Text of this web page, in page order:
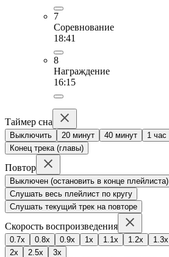
7
Соревнование
18:41
8
Награждение
16:15
Таймер сна
Выключить 20 минут 40 минут 1 час
Конец трека (главы)
Повтор
Выключен (остановить в конце плейлиста)
Слушать весь плейлист по кругу
Слушать текущий трек на повторе
Скорость воспроизведения
0.7x 0.8x 0.9x 1x 1.1x 1.2x 1.3x
2x
2.5x 3x